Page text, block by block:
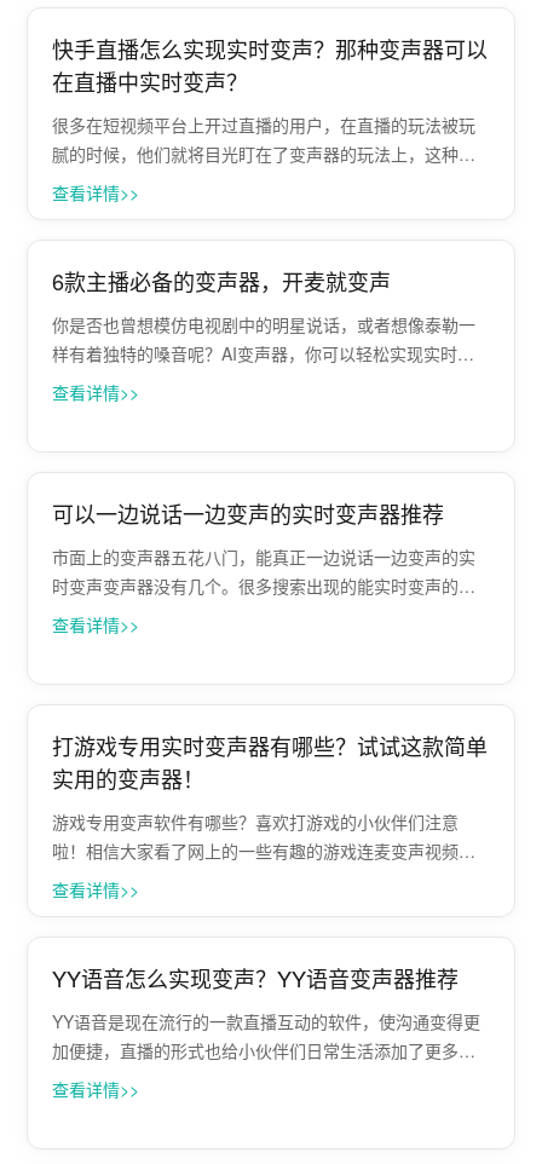
天就来给大家分享一个超好用的变声软件-P···
快手直播怎么实现实时变声？那种变声器可以
在直播中实时变声？
很多在短视频平台上开过直播的用户，在直播的玩法被玩
腻的时候，他们就将目光盯在了变声器的玩法上，这种可
以将声音改变的软件可以很好的活跃直播间的氛围，在直
声器软件不能够兼容快手直播平台，也有的···
查看详情>>
6款主播必备的变声器，开麦就变声
你是否也曾想模仿电视剧中的明星说话，或者想像泰勒一
样有着独特的嗓音呢？AI变声器，你可以轻松实现实时变
声，将你的声音转换为专业且动听的声音，让身边的朋友
查看详情>>
可以一边说话一边变声的实时变声器推荐
市面上的变声器五花八门，能真正一边说话一边变声的实
时变声变声器没有几个。很多搜索出现的能实时变声的变
声器都不是真的，只能给录音文件变声效果也差。 那有没
查看详情>>
打游戏专用实时变声器有哪些？试试这款简单
实用的变声器！
游戏专用变声软件有哪些？喜欢打游戏的小伙伴们注意
啦！相信大家看了网上的一些有趣的游戏连麦变声视频，
自己内心也蠢蠢欲动吧。 游戏说话变声不难，我们可以通
魅力大增，今天，小编就来分享一款值得一试···
查看详情>>
YY语音怎么实现变声？YY语音变声器推荐
YY语音是现在流行的一款直播互动的软件，使沟通变得更
加便捷，直播的形式也给小伙伴们日常生活添加了更多的
趣味。那么，有哪款变声器是可以运用到YY语音这个平台
查看详情>>